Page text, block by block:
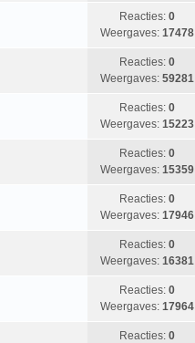
Reacties:0
Weergaves:17478
Reacties:0
Weergaves:59281
Reacties:0
Weergaves:15223
Reacties:0
Weergaves:15359
Reacties:0
Weergaves:17946
Reacties:0
Weergaves:16381
Reacties:0
Weergaves:17964
Reacties:0